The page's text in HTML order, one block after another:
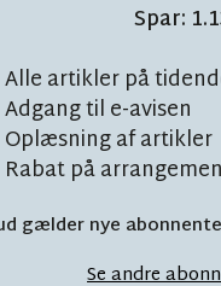
Spar:
Alle artikler på
Adgang til e-avisen
Oplæsning af artikler
Rabat på
gælder nye
Se andre